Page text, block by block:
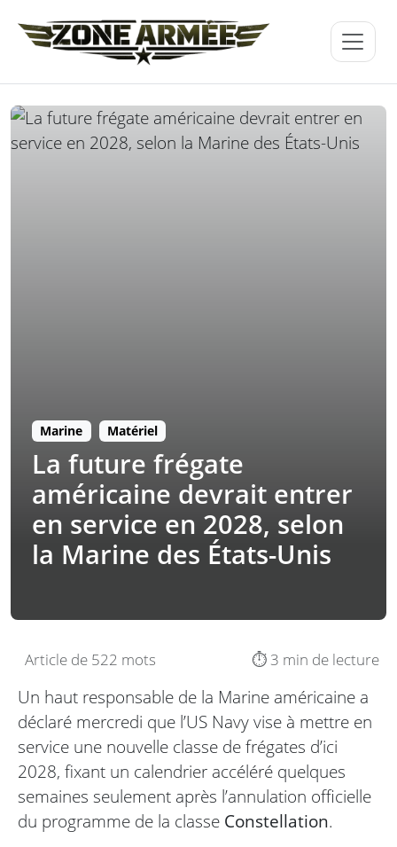
Marine Matériel
La future frégate
américaine devrait entrer
en service en 2028, selon
la Marine des États-Unis
Article de 522 mots ⏱️ 3 min de lecture
Un haut responsable de la Marine américaine a
déclaré mercredi que l’US Navy vise à mettre en
service une nouvelle classe de frégates d’ici
2028, fixant un calendrier accéléré quelques
semaines seulement après l’annulation officielle
du programme de la classe Constellation.